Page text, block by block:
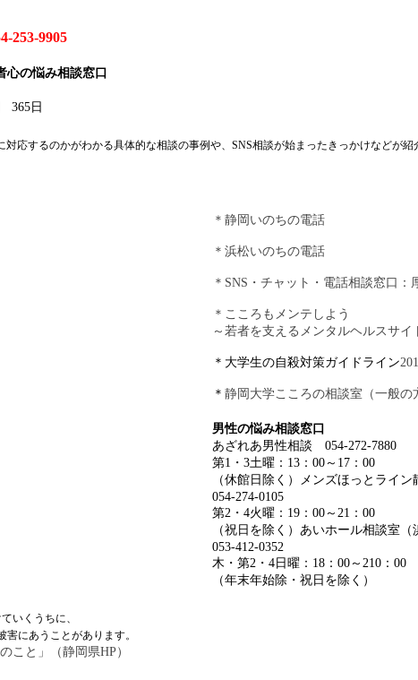
253-9905
の悩み相談窓口
日
応するのかがわかる具体的な相談の事例や、SNS相談が始まったきっかけなどが紹
＊静岡いのちの電話
＊浜松いのちの電話
＊SNS・チャット・電話相談窓口
＊こころもメンテしよう
～若者を支えるメンタルヘルスサイ
＊大学生の自殺対策ガイドライン
＊ 静岡大学こころの相談室（一般の
男性の悩み相談窓口
あざれあ男性相談 054-272-7880
第1・3土曜：13：00～17：00
（休館日除く）メンズほっとライン
054-274-0105
第2・4火曜：19：00～21：00
（祝日を除く）あいホール相談室（
053-412-0352
木・第2・4日曜：18：00～210：00
（年末年始除・祝日を除く）
いくうちに、
害にあうことがあります。
こと」（静岡県HP）